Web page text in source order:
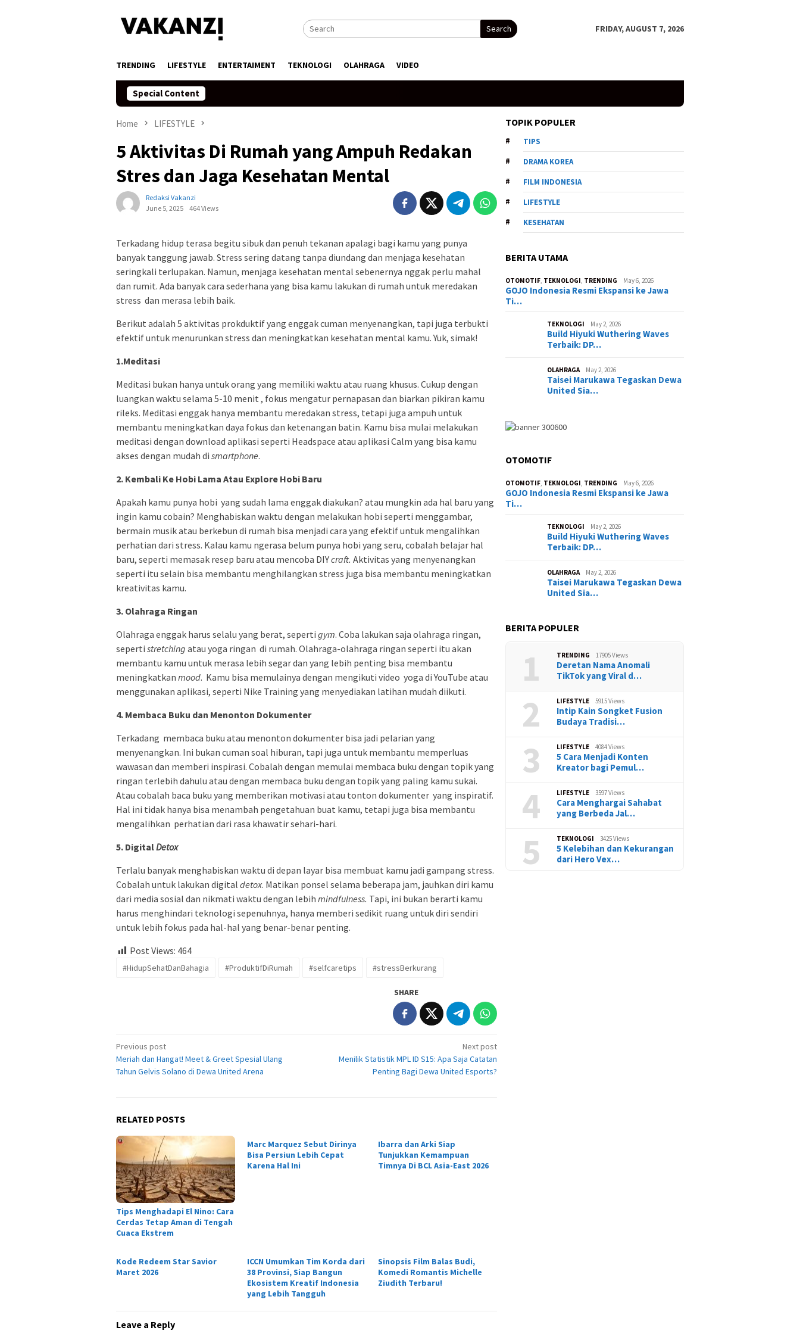
Search FRIDAY, AUGUST 7, 2026
TRENDING LIFESTYLE ENTERTAIMENT TEKNOLOGI OLAHRAGA VIDEO
Special Content
Home LIFESTYLE
5 Aktivitas Di Rumah yang Ampuh Redakan
Stres dan Jaga Kesehatan Mental
Redaksi Vakanzi
June 5, 2025
464 Views
Terkadang hidup terasa begitu sibuk dan penuh tekanan apalagi bagi kamu yang punya
banyak tanggung jawab. Stress sering datang tanpa diundang dan menjaga kesehatan
seringkali terlupakan. Namun, menjaga kesehatan mental sebenernya nggak perlu mahal
dan rumit. Ada banyak cara sederhana yang bisa kamu lakukan di rumah untuk meredakan
stress dan merasa lebih baik.
Berikut adalah 5 aktivitas prokduktif yang enggak cuman menyenangkan, tapi juga terbukti
efektif untuk menurunkan stress dan meningkatkan kesehatan mental kamu. Yuk, simak!
1.Meditasi
Meditasi bukan hanya untuk orang yang memiliki waktu atau ruang khusus. Cukup dengan
luangkan waktu selama 5-10 menit , fokus mengatur pernapasan dan biarkan pikiran kamu
rileks. Meditasi enggak hanya membantu meredakan stress, tetapi juga ampuh untuk
membantu meningkatkan daya fokus dan ketenangan batin. Kamu bisa mulai melakukan
meditasi dengan download aplikasi seperti Headspace atau aplikasi Calm yang bisa kamu
akses dengan mudah di smartphone.
2. Kembali Ke Hobi Lama Atau Explore Hobi Baru
Apakah kamu punya hobi yang sudah lama enggak diakukan? atau mungkin ada hal baru yang
ingin kamu cobain? Menghabiskan waktu dengan melakukan hobi seperti menggambar,
bermain musik atau berkebun di rumah bisa menjadi cara yang efektif untuk mengalihkan
perhatian dari stress. Kalau kamu ngerasa belum punya hobi yang seru, cobalah belajar hal
baru, seperti memasak resep baru atau mencoba DIYcraft. Aktivitas yang menyenangkan
seperti itu selain bisa membantu menghilangkan stress juga bisa membantu meningkatkan
kreativitas kamu.
3. Olahraga Ringan
Olahraga enggak harus selalu yang berat, seperti gym. Coba lakukan saja olahraga ringan,
seperti stretching atau yoga ringan di rumah. Olahraga-olahraga ringan seperti itu akan
membantu kamu untuk merasa lebih segar dan yang lebih penting bisa membantu
meningkatkan mood. Kamu bisa memulainya dengan mengikuti video yoga di YouTube atau
menggunakan aplikasi, seperti Nike Training yang menyediakan latihan mudah diikuti.
4. Membaca Buku dan Menonton Dokumenter
Terkadang membaca buku atau menonton dokumenter bisa jadi pelarian yang
menyenangkan. Ini bukan cuman soal hiburan, tapi juga untuk membantu memperluas
wawasan dan memberi inspirasi. Cobalah dengan memulai membaca buku dengan topik yang
ringan terlebih dahulu atau dengan membaca buku dengan topik yang paling kamu sukai.
Atau cobalah baca buku yang memberikan motivasi atau tonton dokumenter yang inspiratif.
Hal ini tidak hanya bisa menambah pengetahuan buat kamu, tetapi juga bisa membantu
mengalihkan perhatian dari rasa khawatir sehari-hari.
5. DigitalDetox
Terlalu banyak menghabiskan waktu di depan layar bisa membuat kamu jadi gampang stress.
Cobalah untuk lakukan digital detox. Matikan ponsel selama beberapa jam, jauhkan diri kamu
dari media sosial dan nikmati waktu dengan lebih mindfulness. Tapi, ini bukan berarti kamu
harus menghindari teknologi sepenuhnya, hanya memberi sedikit ruang untuk diri sendiri
untuk lebih fokus pada hal-hal yang benar-benar penting.
Post Views: 464
#HidupSehatDanBahagia #ProduktifDiRumah #selfcaretips #stressBerkurang
SHARE
Post
navigation
Previous post
Meriah dan Hangat! Meet & Greet Spesial Ulang
Tahun Gelvis Solano di Dewa United Arena
Next post
Menilik Statistik MPL ID S15: Apa Saja Catatan
Penting Bagi Dewa United Esports?
RELATED POSTS
Tips Menghadapi El Nino: Cara
Cerdas Tetap Aman di Tengah
Cuaca Ekstrem
Marc Marquez Sebut Dirinya
Bisa Persiun Lebih Cepat
Karena Hal Ini
Ibarra dan Arki Siap
Tunjukkan Kemampuan
Timnya Di BCL Asia-East 2026
Kode Redeem Star Savior
Maret 2026
ICCN Umumkan Tim Korda dari
38 Provinsi, Siap Bangun
Ekosistem Kreatif Indonesia
yang Lebih Tangguh
Sinopsis Film Balas Budi,
Komedi Romantis Michelle
Ziudith Terbaru!
Leave a Reply
TOPIK POPULER
TIPS
DRAMA KOREA
FILM INDONESIA
LIFESTYLE
KESEHATAN
BERITA UTAMA
OTOMOTIF, TEKNOLOGI, TRENDING May 6, 2026
GOJO Indonesia Resmi Ekspansi ke Jawa
Ti…
TEKNOLOGI May 2, 2026
Build Hiyuki Wuthering Waves
Terbaik: DP…
OLAHRAGA May 2, 2026
Taisei Marukawa Tegaskan Dewa
United Sia…
OTOMOTIF
OTOMOTIF, TEKNOLOGI, TRENDING May 6, 2026
GOJO Indonesia Resmi Ekspansi ke Jawa
Ti…
TEKNOLOGI May 2, 2026
Build Hiyuki Wuthering Waves
Terbaik: DP…
OLAHRAGA May 2, 2026
Taisei Marukawa Tegaskan Dewa
United Sia…
BERITA POPULER
1 TRENDING 17905 Views
Deretan Nama Anomali
TikTok yang Viral d…
2 LIFESTYLE 5915 Views
Intip Kain Songket Fusion
Budaya Tradisi…
3 LIFESTYLE 4084 Views
5 Cara Menjadi Konten
Kreator bagi Pemul…
4 LIFESTYLE 3597 Views
Cara Menghargai Sahabat
yang Berbeda Jal…
5 TEKNOLOGI 3425 Views
5 Kelebihan dan Kekurangan
dari Hero Vex…